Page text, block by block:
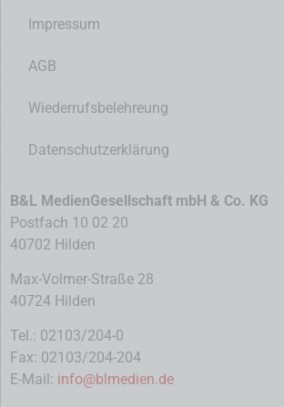
Impressum
AGB
Wiederrufsbelehreung
Datenschutzerklärung
B&L MedienGesellschaft mbH & Co. KG
Postfach 10 02 20
40702 Hilden
Max-Volmer-Straße 28
40724 Hilden
Tel.: 02103/204-0
Fax: 02103/204-204
E-Mail: info@blmedien.de